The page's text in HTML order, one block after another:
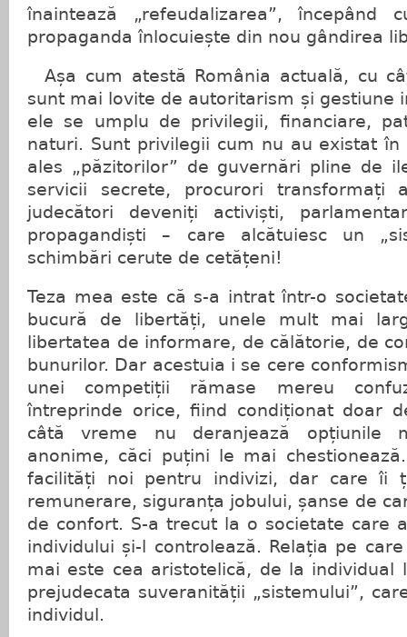
înaintează „refeudalizarea”,
propaganda înlocuiește din nou gândirea
Așa cum atestă România actuală, cu
sunt mai lovite de autoritarism și gestiune
ele se umplu de privilegii, financiare,
naturi. Sunt privilegii cum nu au existat
ales „păzitorilor” de guvernări pline de
servicii secrete, procurori transformați
judecători deveniți activiști,
propagandiști – care alcătuiesc un
schimbări cerute de cetățeni!
Teza mea este că s-a intrat într-o
bucură de libertăți, unele mult mai
libertatea de informare, de călătorie, de
bunurilor. Dar acestuia i se cere
unei competiții rămase mereu
întreprinde orice, fiind condiționat doar
câtă vreme nu deranjează opțiunile
anonime, căci puțini le mai
facilități noi pentru indivizi, dar care îi
remunerare, siguranța jobului, șanse de
de confort. S-a trecut la o societate care
individului și-l controlează. Relația pe
mai este cea aristotelică, de la individual
prejudecata suveranității „sistemului”,
individul.